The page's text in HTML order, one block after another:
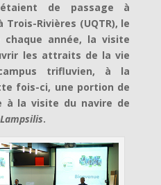
de passage à
Trois-Rivières (UQTR), le
chaque année, la visite
les attraits de la vie
trifluvien, à la
fois-ci, une portion de
à la visite du navire de
Lampsilis.